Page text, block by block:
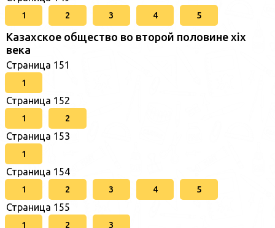
1 2 3 4 5
Казахское общество во второй половине хіх
века
Страница 151
1
Страница 152
1 2
Страница 153
1
Страница 154
1 2 3 4 5
Страница 155
1 2 3